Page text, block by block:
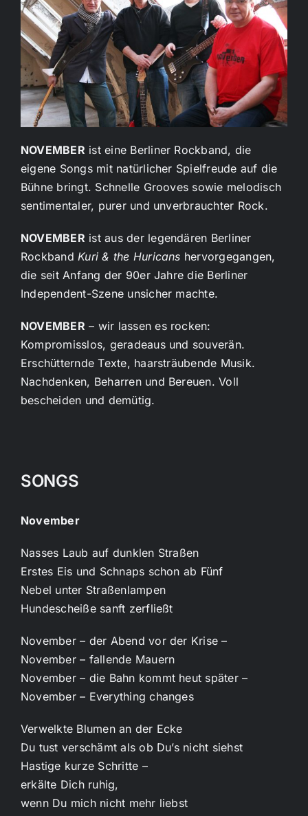
NOVEMBER ist eine Berliner Rockband, die
eigene Songs mit natürlicher Spielfreude auf die
Bühne bringt. Schnelle Grooves sowie melodisch
sentimentaler, purer und unverbrauchter Rock.
NOVEMBER ist aus der legendären Berliner
Rockband Kuri & the Huricans hervorgegangen,
die seit Anfang der 90er Jahre die Berliner
Independent-Szene unsicher machte.
NOVEMBER – wir lassen es rocken:
Kompromisslos, geradeaus und souverän.
Erschütternde Texte, haarsträubende Musik.
Nachdenken, Beharren und Bereuen. Voll
bescheiden und demütig.
SONGS
November
Nasses Laub auf dunklen Straßen
Erstes Eis und Schnaps schon ab Fünf
Nebel unter Straßenlampen
Hundescheiße sanft zerfließt
November – der Abend vor der Krise –
November – fallende Mauern
November – die Bahn kommt heut später –
November – Everything changes
Verwelkte Blumen an der Ecke
Du tust verschämt als ob Du’s nicht siehst
Hastige kurze Schritte –
erkälte Dich ruhig,
wenn Du mich nicht mehr liebst